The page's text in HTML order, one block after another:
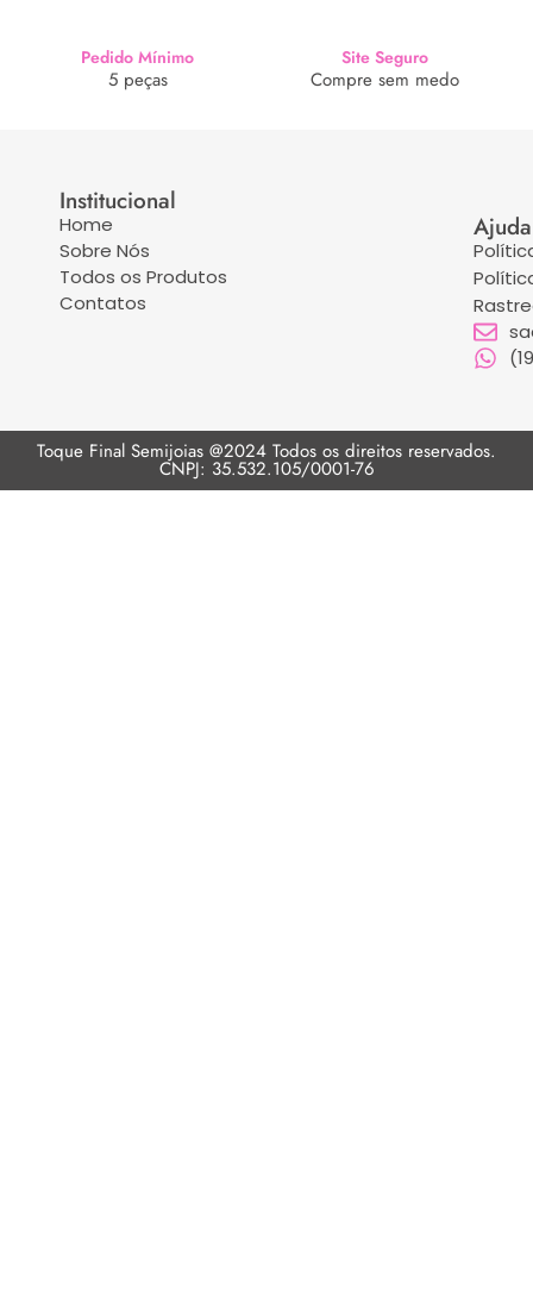
Pedido Mínimo
5 peças
Site Seguro
Compre sem medo
Institucional
Home
Sobre Nós
Todos os Produtos
Contatos
Ajuda
Toque Final Semijoias @2024 Todos os direitos reservados.
CNPJ: 35.532.105/0001-76